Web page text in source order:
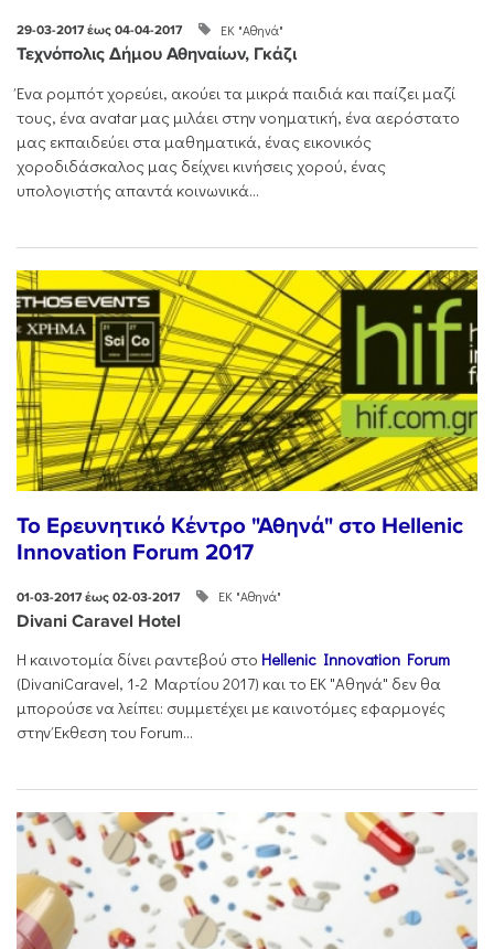
29-03-2017 έως 04-04-2017 ΕΚ "Αθηνά"
Τεχνόπολις Δήμου Αθηναίων, Γκάζι
Ένα ρομπότ χορεύει, ακούει τα μικρά παιδιά και παίζει μαζί
τους, ένα avatar μας μιλάει στην νοηματική, ένα αερόστατο
μας εκπαιδεύει στα μαθηματικά, ένας εικονικός
χοροδιδάσκαλος μας δείχνει κινήσεις χορού, ένας
υπολογιστής απαντά κοινωνικά...
Το Ερευνητικό Κέντρο "Αθηνά" στο Hellenic
Innovation Forum 2017
01-03-2017 έως 02-03-2017 ΕΚ "Αθηνά"
Divani Caravel Hotel
Η καινοτομία δίνει ραντεβού στο Hellenic Innovation Forum
(DivaniCaravel, 1-2 Mαρτίου 2017) και το ΕΚ "Αθηνά" δεν θα
μπορούσε να λείπει: συμμετέχει με καινοτόμες εφαρμογές
στην Έκθεση του Forum...